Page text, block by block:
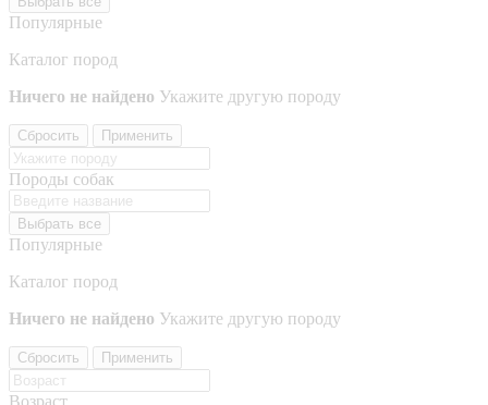
Популярные
Каталог пород
Ничего не найдено Укажите другую породу
Сбросить Применить
Породы собак
Выбрать все
Популярные
Каталог пород
Ничего не найдено Укажите другую породу
Сбросить Применить
Возраст